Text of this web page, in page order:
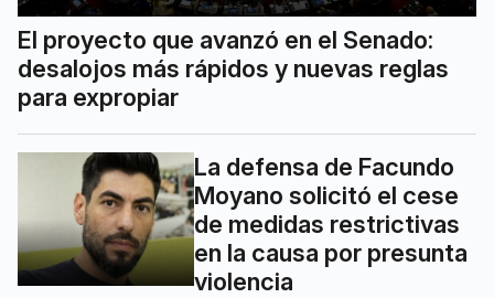
El proyecto que avanzó en el Senado:
desalojos más rápidos y nuevas reglas
para expropiar
La defensa de Facundo
Moyano solicitó el cese
de medidas restrictivas
en la causa por presunta
violencia